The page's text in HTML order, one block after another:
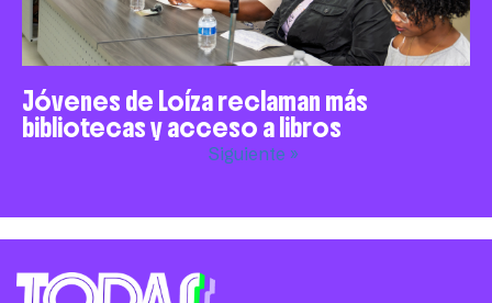
Jóvenes de Loíza reclaman más
bibliotecas y acceso a libros
Siguiente »